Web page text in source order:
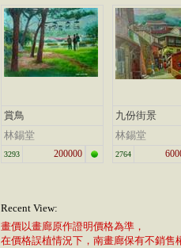
賞鳥
林錫堂
3293 200000
九份街景
林錫堂
2764
Recent View:
畫價以畫廊原作證明價格為準，
在價格誤植情況下，南畫廊保有不銷售